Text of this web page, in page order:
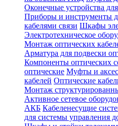
Оконечные устройства
Приборы и инструменты
кабелями связи Шкафы
Электротехническое
Монтаж оптических
Арматура для подвески
Компоненты оптических
оптические Муфты и
кабелей Оптические
Монтаж
Активное сетевое
АКБ Кабеленесущие
для системы